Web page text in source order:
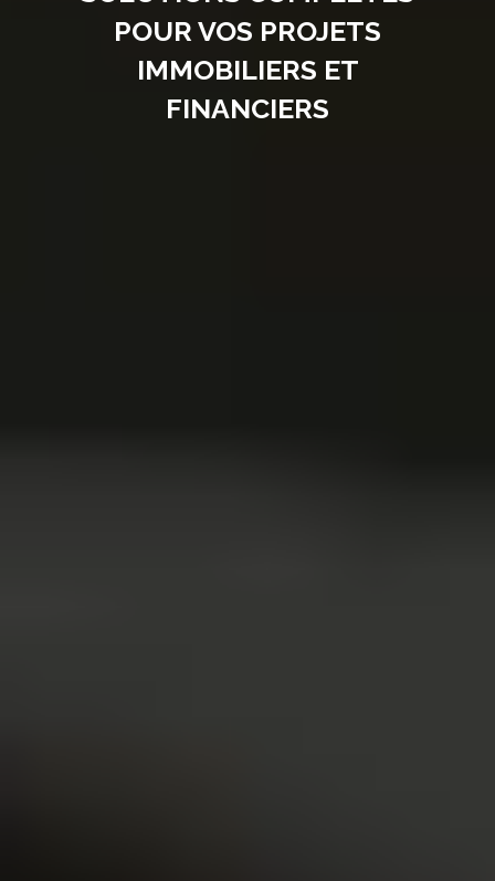
POUR VOS PROJETS
IMMOBILIERS ET
FINANCIERS